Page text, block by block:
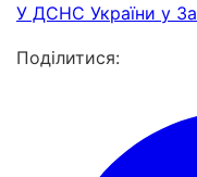
У ДСНС України у
Поділитися: